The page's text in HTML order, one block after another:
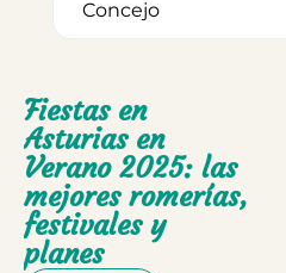
Fiestas en
Asturias en
Verano 2025: las
mejores romerías,
festivales y
planes